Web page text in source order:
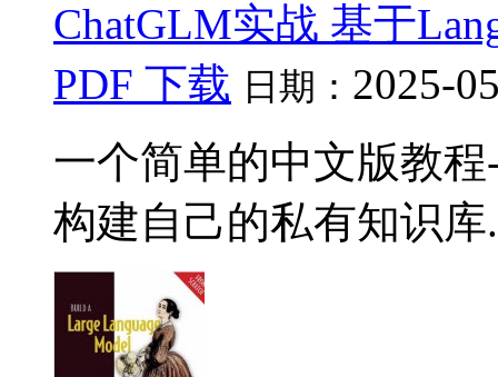
ChatGLM实战 基于
PDF 下载 日期： 2025-
一个简单的中文版教程
构建自己的私有知识库